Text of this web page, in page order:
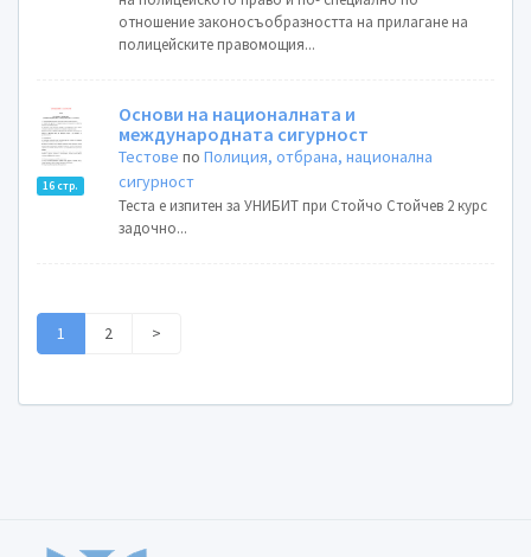
отношение законосъобразността на прилагане на
полицейските правомощия...
16 стр.
Основи на националната и
международната сигурност
Тестове поПолиция, отбрана, национална
сигурност
Теста е изпитен за УНИБИТ при Стойчо Стойчев 2 курс
задочно...
1 2 >